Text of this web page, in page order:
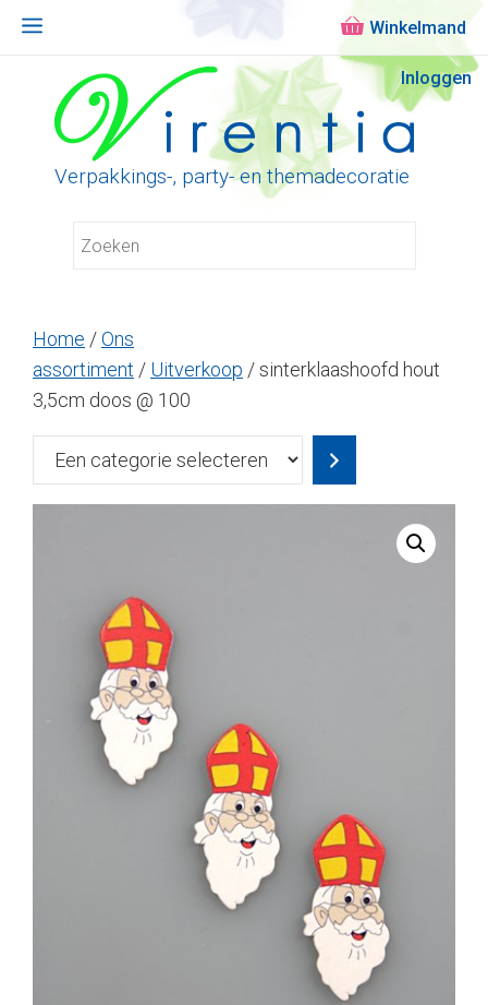
Inloggen
Verpakkings-, party- en themadecoratie
Menu
Home /Ons
assortiment / Uitverkoop / sinterklaashoofd hout
3,5cm doos @ 100
Een
categorie
selecteren